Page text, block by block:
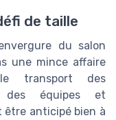
de taille
du salon
une mince affaire
transport des
des équipes et
être anticipé bien à